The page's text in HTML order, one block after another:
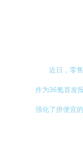
近日，零
作为36氪首发
强化了拼便宜